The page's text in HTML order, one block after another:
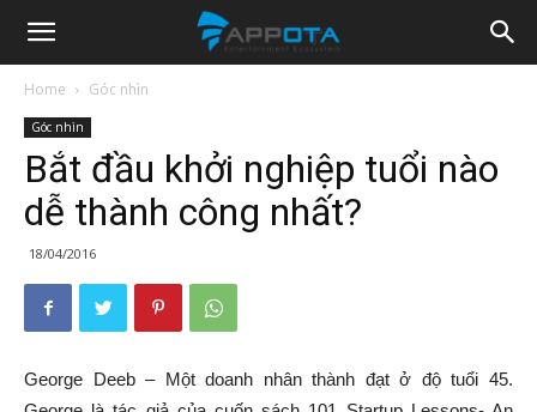
Appota
News
Home Góc nhìn
Góc nhìn
Bắt đầu khởi nghiệp tuổi nào
dễ thành công nhất?
18/04/2016
George Deeb – Một doanh nhân thành đạt ở độ tuổi 45.